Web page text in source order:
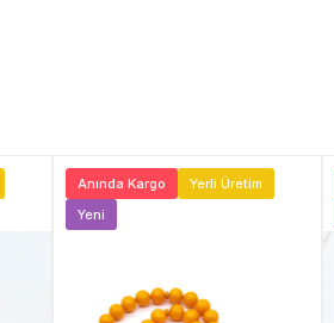
Anında Kargo
Yerli Üretim
Yeni